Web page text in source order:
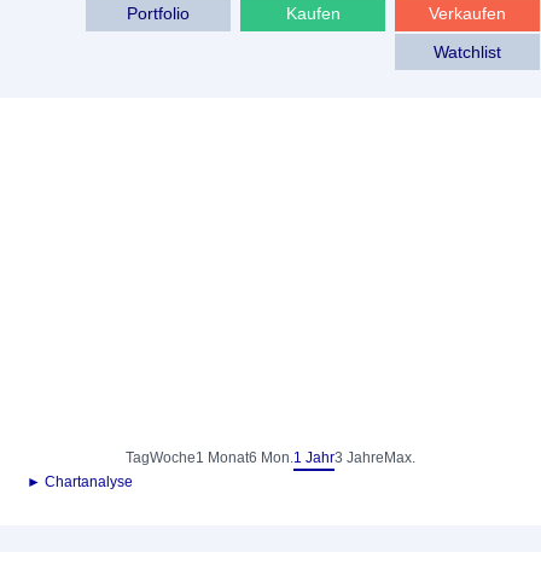
Verkaufen
Kaufen
Portfolio
Watchlist
TagWoche1 Monat6 Mon.1 Jahr3 Jahre Max.
► Chartanalyse